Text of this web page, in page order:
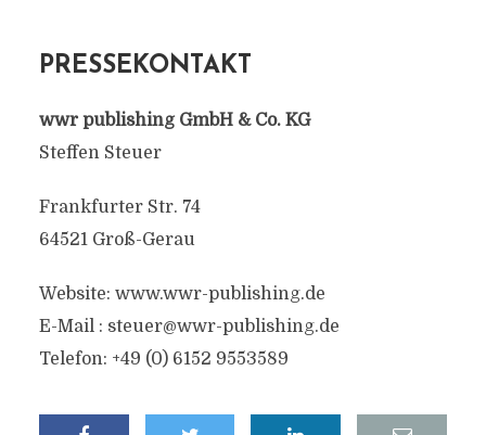
PRESSEKONTAKT
wwr publishing GmbH & Co. KG
Steffen Steuer
Frankfurter Str. 74
64521 Groß-Gerau
Website: www.wwr-publishing.de
E-Mail : steuer@wwr-publishing.de
Telefon: +49 (0) 6152 9553589